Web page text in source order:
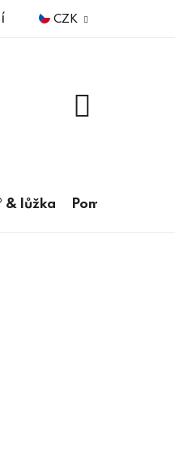
CZK
& lůžka Pomůcky